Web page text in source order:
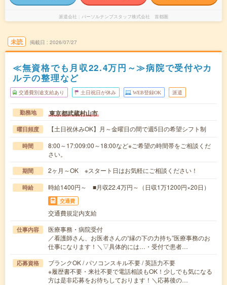
派遣会社 パーソルテンプスタッフ株式会社 首都圏
未読 掲載日 2026/07/27
≪無資格でも月収22.4万円～≫病院で受付やカ
ルテの整理など
交通費別途支給あり 土日祝日が休み WEB登録OK 派遣
勤務地 東京都武蔵村山市
曜日頻度 【土日祝休みOK】月～金曜日の間で週5日の希望シフト制
時間
8:00～17:009:00～18:00など※ご希望の時間帯をご相談くだ
さい。
期間 2ヶ月～OK ※スタート日はお気軽にご相談ください！
時給 時給1400円～ ■月収22.4万円～（日収1万1200円×20日）
交通費
交通費規定内支給
仕事内容
医療事務・病院受付
／看護師さん、お医者さんの“縁の下の力持ち”医療事務のお
仕事になります！＼▽具体的には…・受付で患者…
応募資格
ブランクOK / パソコンスキル不要 / 英語力不要
※履歴書不要・来社不要で電話相談もOK！少しでも気になる
方は是非応募をお待ちしております！＼応募後の…